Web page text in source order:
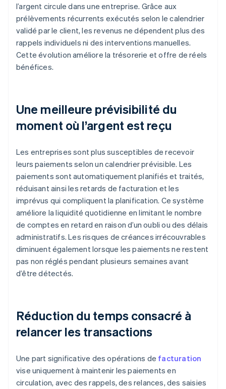
l’argent circule dans une entreprise. Grâce aux
prélèvements récurrents exécutés selon le calendrier
validé par le client, les revenus ne dépendent plus des
rappels individuels ni des interventions manuelles.
Cette évolution améliore la trésorerie et offre de réels
bénéfices.
Une meilleure prévisibilité du
moment où l’argent est reçu
Les entreprises sont plus susceptibles de recevoir
leurs paiements selon un calendrier prévisible. Les
paiements sont automatiquement planifiés et traités,
réduisant ainsi les retards de facturation et les
imprévus qui compliquent la planification. Ce système
améliore la liquidité quotidienne en limitant le nombre
de comptes en retard en raison d’un oubli ou des délais
administratifs. Les risques de créances irrécouvrables
diminuent également lorsque les paiements ne restent
pas non réglés pendant plusieurs semaines avant
d’être détectés.
Réduction du temps consacré à
relancer les transactions
Une part significative des opérations de facturation
vise uniquement à maintenir les paiements en
circulation, avec des rappels, des relances, des saisies